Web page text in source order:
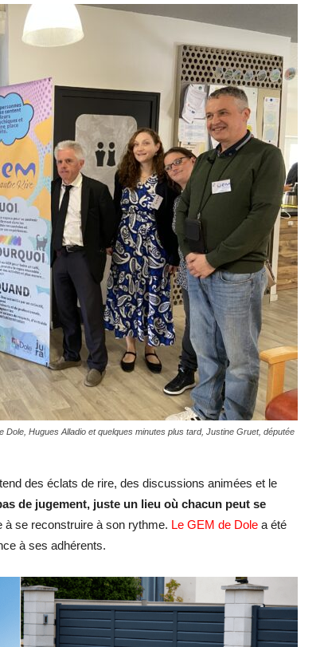
l'info
locale
–
Hebdo39
Hugues Alladio et quelques minutes plus tard, Justine Gruet, députée
des éclats de rire, des discussions animées et le
de jugement, juste un lieu où chacun peut se
à se reconstruire à son rythme. Le GEM de Dole a été
à ses adhérents.